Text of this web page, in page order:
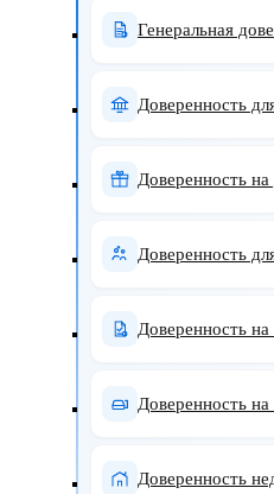
Генеральная
Доверенность
Доверенность на
Доверенность
Доверенность на
Доверенность
Доверенность